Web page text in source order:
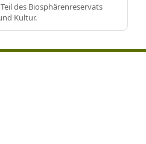
des Biosphärenreservats
Kultur.